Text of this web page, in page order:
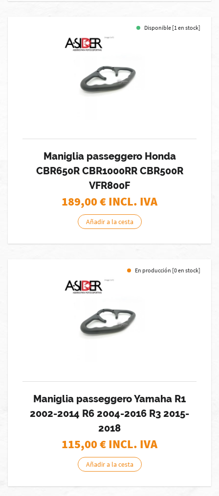
Disponible [1 en stock]
Maniglia passeggero Honda
CBR650R CBR1000RR CBR500R
VFR800F
189,00€ INCL. IVA
Añadir a la cesta
En producción [0 en stock]
Maniglia passeggero Yamaha R1
2002-2014 R6 2004-2016 R3 2015-
2018
115,00€ INCL. IVA
Añadir a la cesta